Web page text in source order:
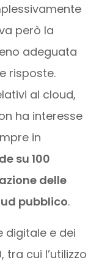
però la
adeguata
risposte.
al cloud,
ha interesse
in
su 100
delle
pubblico.
digitale e dei
tra cui l’utilizzo